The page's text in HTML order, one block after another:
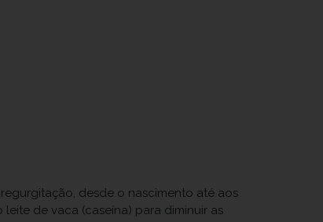
desde o nascimento até aos
de vaca (caseína) para diminuir as